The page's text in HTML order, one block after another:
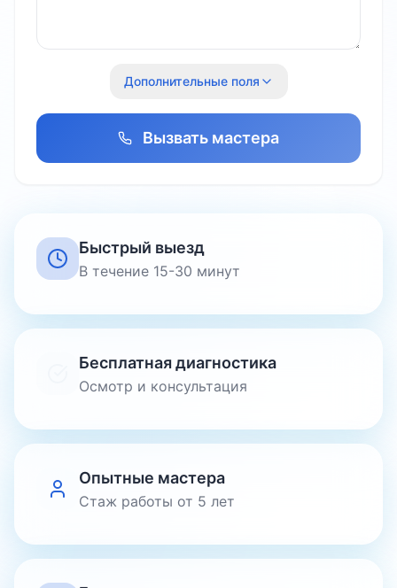
Дополнительные поля
Вызвать мастера
Быстрый выезд
В течение 15-30 минут
Бесплатная диагностика
Осмотр и консультация
Опытные мастера
Стаж работы от 5 лет